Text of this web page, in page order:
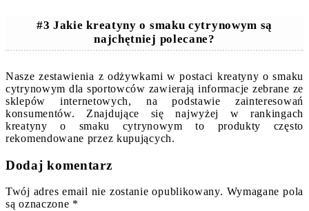
#3 Jakie kreatyny o smaku cytrynowym są
najchętniej polecane?
Nasze zestawienia z odżywkami w postaci kreatyny o smaku
cytrynowym dla sportowców zawierają informacje zebrane ze
sklepów internetowych, na podstawie zainteresowań
konsumentów. Znajdujące się najwyżej w rankingach
kreatyny o smaku cytrynowym to produkty często
rekomendowane przez kupujących.
Dodaj komentarz
Twój adres email nie zostanie opublikowany. Wymagane pola
są oznaczone *